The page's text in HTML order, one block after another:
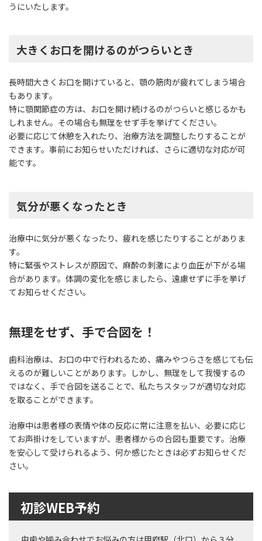
うにいたします。
大きくお口を開けるのがつらいとき
長時間大きくお口を開けていると、顎の筋肉が疲れてしまう場合
もあります。
特に顎関節症の方は、お口を開け続けるのがつらいと感じるかも
しれません。その場合も無理をせず手を挙げてください。
必要に応じて休憩を入れたり、治療方法を調整したりすることが
できます。事前にお知らせいただければ、さらに適切な対応が可
能です。
気分が悪くなったとき
治療中に気分が悪くなったり、疲れを感じたりすることがありま
す。
特に緊張やストレスが原因で、麻酔の刺激により血圧が下がる場
合があります。体調の変化を感じましたら、遠慮せずに手を挙げ
てお知らせください。
無理をせず、手で合図を！
歯科治療は、お口の中で行われるため、痛みやつらさを感じても伝
えるのが難しいことがあります。しかし、無理をして我慢するの
ではなく、手で合図を送ることで、私たちスタッフが適切な対応
を取ることができます。
治療中は患者様の表情や体の反応に常に注意を払い、必要に応じ
てお声掛けをしていますが、患者様からの合図も重要です。治療
を安心して受けられるよう、何か感じたときは必ずお知らせくだ
さい。
初診WEB予約